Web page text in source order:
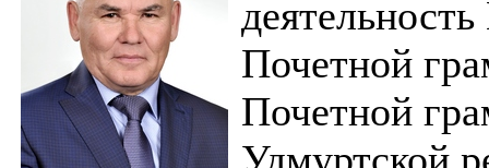
Почетной
Почетной
Удмуртской